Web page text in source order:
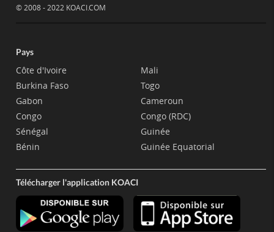
© 2008 - 2022 KOACI.COM
Pays
Côte d'Ivoire
Burkina Faso
Gabon
Congo
Sénégal
Bénin
Mali
Togo
Cameroun
Congo (RDC)
Guinée
Guinée Equatorial
Télécharger l'application KOACI